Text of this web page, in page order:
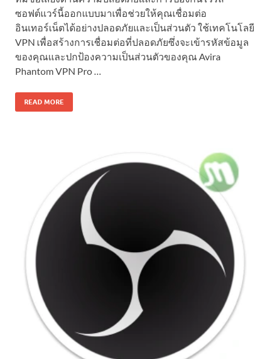
ซอฟต์แวร์นี้ออกแบบมาเพื่อช่วยให้คุณเชื่อมต่อ
อินเทอร์เน็ตได้อย่างปลอดภัยและเป็นส่วนตัว ใช้เทคโนโลยี
VPN เพื่อสร้างการเชื่อมต่อที่ปลอดภัยซึ่งจะเข้ารหัสข้อมูล
ของคุณและปกป้องความเป็นส่วนตัวของคุณ Avira
Phantom VPN Pro …
READ MORE